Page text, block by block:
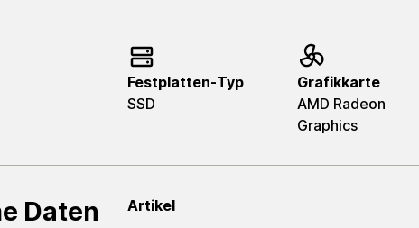
Festplatten-Typ
SSD
Grafikkarte
AMD Radeon
Graphics
Daten Artikel